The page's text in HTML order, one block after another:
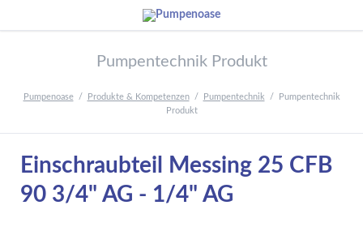
Pumpentechnik Produkt
Pumpenoase Produkte & Kompetenzen Pumpentechnik
Pumpentechnik
Produkt
Einschraubteil Messing 25 CFB
90 3/4" AG - 1/4" AG